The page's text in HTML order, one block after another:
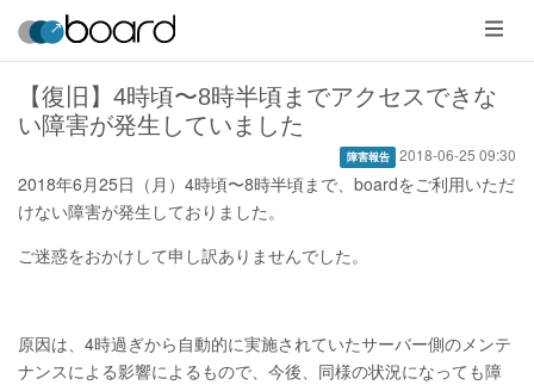
メ
ニ
ュ
ー
【復旧】4時頃〜8時半頃までアクセスできな
い障害が発生していました
障害報告 2018-06-25 09:30
2018年6月25日（月）4時頃〜8時半頃まで、boardをご利用いただ
けない障害が発生しておりました。
ご迷惑をおかけして申し訳ありませんでした。
原因は、4時過ぎから自動的に実施されていたサーバー側のメンテ
ナンスによる影響によるもので、今後、同様の状況になっても障